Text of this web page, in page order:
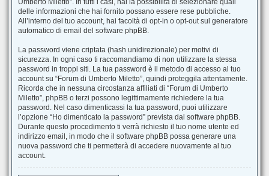
Umberto Miletto”. In tutti i casi, hai la possibilità di selezionare quali
delle informazioni che hai fornito possano essere rese pubbliche.
All’interno del tuo account, hai facoltà di opt-in o opt-out sul generatore
automatico di email del software phpBB.
La password viene criptata (hash unidirezionale) per motivi di
sicurezza. In ogni caso ti raccomandiamo di non utilizzare la stessa
password in troppi siti. La tua password è il metodo di accesso al tuo
account su “Forum di Umberto Miletto”, quindi proteggila attentamente.
Ricorda che in nessuna circostanza affiliati di “Forum di Umberto
Miletto”, phpBB o terzi possono legittimamente richiedere la tua
password. Nel caso dimenticassi la tua password, puoi utilizzare
l’opzione “Ho dimenticato la password” prevista dal software phpBB.
Durante questo procedimento ti verrà richiesto il tuo nome utente ed
indirizzo email, in modo che il software phpBB possa generare una
nuova password che ti permetterà di accedere nuovamente al tuo
account.